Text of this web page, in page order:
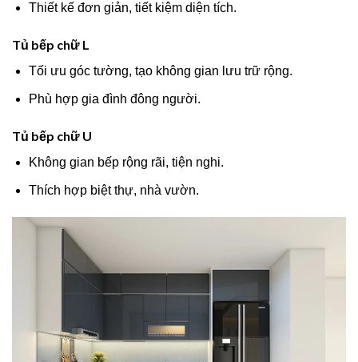
Thiết kế đơn giản, tiết kiệm diện tích.
Tủ bếp chữ L
Tối ưu góc tường, tạo không gian lưu trữ rộng.
Phù hợp gia đình đông người.
Tủ bếp chữ U
Không gian bếp rộng rãi, tiện nghi.
Thích hợp biệt thự, nhà vườn.